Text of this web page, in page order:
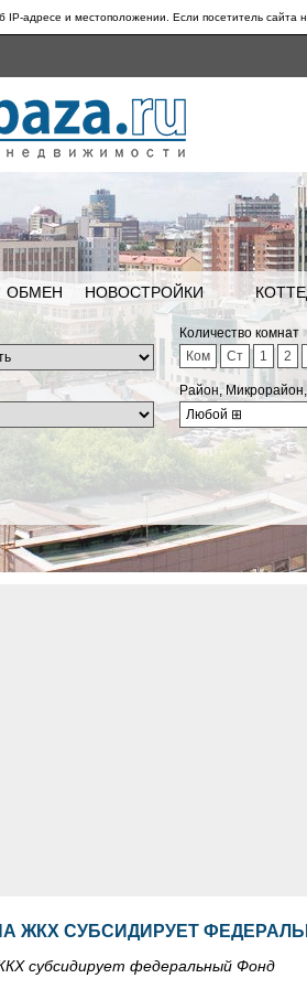
адресе и местоположении. Если посетитель сайта
ОБМЕН НОВОСТРОЙКИ
Количество комнат
Ком
Ст 1 2
Район,
Любой ⊞
ЖКХ СУБСИДИРУЕТ
субсидирует федеральный Фонд